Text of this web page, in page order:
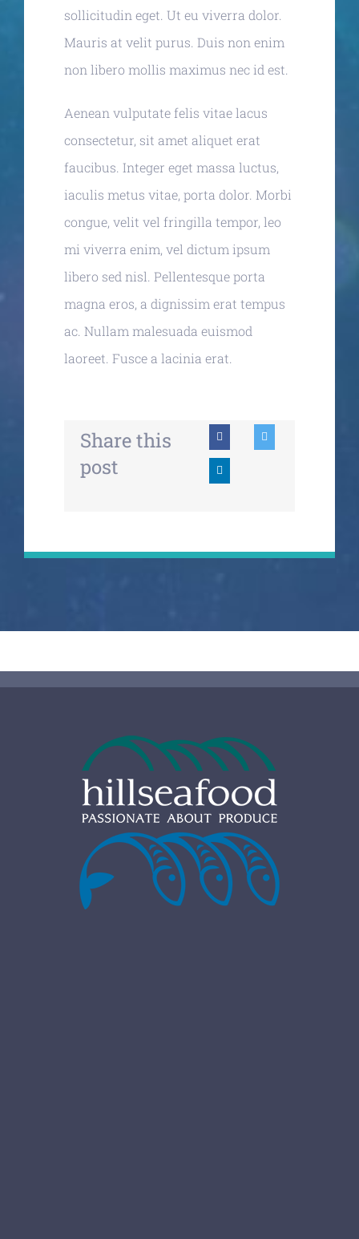
sollicitudin eget. Ut eu viverra dolor.
Mauris at velit purus. Duis non enim
non libero mollis maximus nec id est.
Aenean vulputate felis vitae lacus
consectetur, sit amet aliquet erat
faucibus. Integer eget massa luctus,
iaculis metus vitae, porta dolor. Morbi
congue, velit vel fringilla tempor, leo
mi viverra enim, vel dictum ipsum
libero sed nisl. Pellentesque porta
magna eros, a dignissim erat tempus
ac. Nullam malesuada euismod
laoreet. Fusce a lacinia erat.
Share this
post